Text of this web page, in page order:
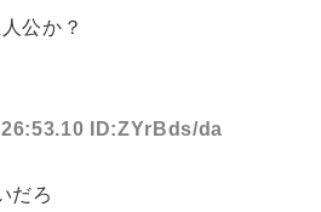
公か？
ID:ZYrBds/da
だろ